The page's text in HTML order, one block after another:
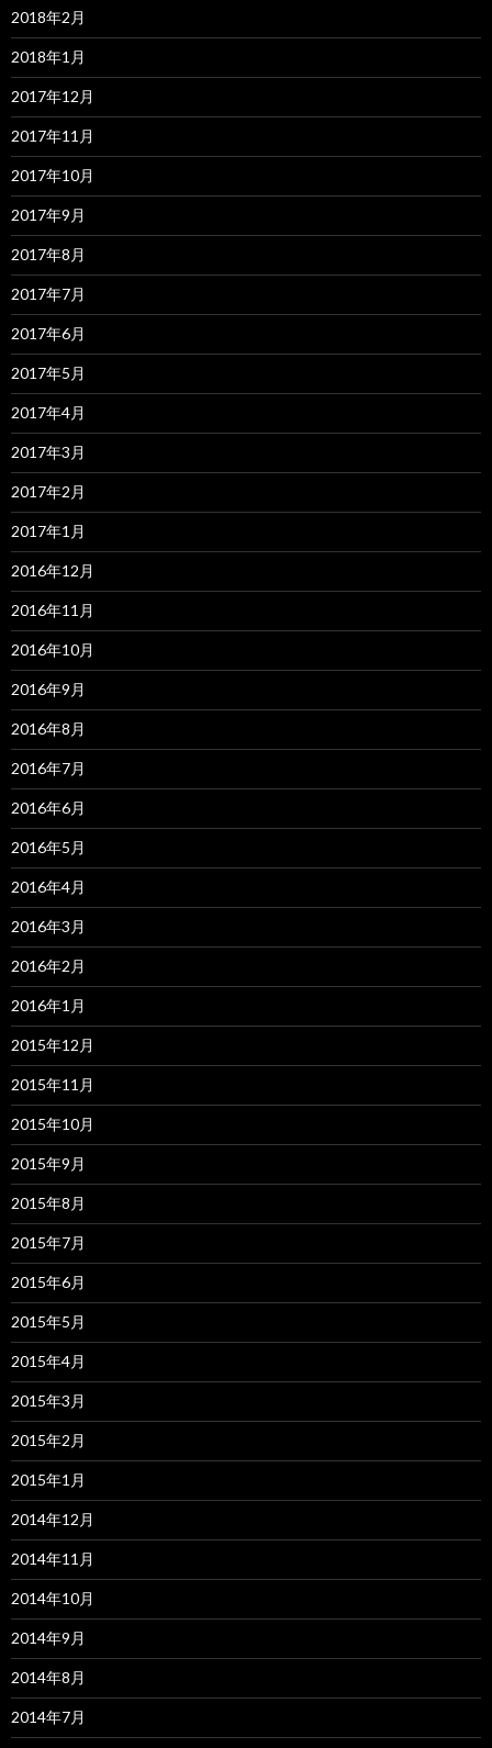
2018年2月
2018年1月
2017年12月
2017年11月
2017年10月
2017年9月
2017年8月
2017年7月
2017年6月
2017年5月
2017年4月
2017年3月
2017年2月
2017年1月
2016年12月
2016年11月
2016年10月
2016年9月
2016年8月
2016年7月
2016年6月
2016年5月
2016年4月
2016年3月
2016年2月
2016年1月
2015年12月
2015年11月
2015年10月
2015年9月
2015年8月
2015年7月
2015年6月
2015年5月
2015年4月
2015年3月
2015年2月
2015年1月
2014年12月
2014年11月
2014年10月
2014年9月
2014年8月
2014年7月